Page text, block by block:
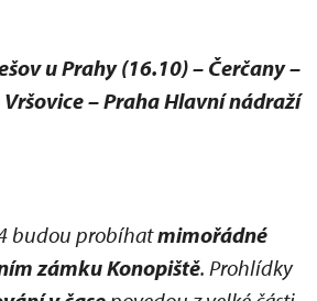
u Prahy (16.10) – Čerčany –
– Praha Hlavní nádraží
budou probíhatmimořádné
zámku Konopiště. Prohlídky